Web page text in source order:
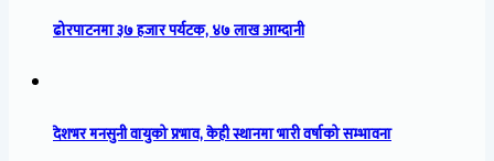
ढोरपाटनमा ३७ हजार पर्यटक, ४७ लाख आम्दानी
देशभर मनसुनी वायुको प्रभाव, केही स्थानमा भारी वर्षाको सम्भावना